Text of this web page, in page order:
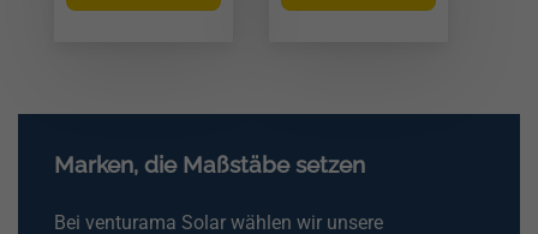
Marken, die Maßstäbe setzen
Bei venturama Solar wählen wir unsere